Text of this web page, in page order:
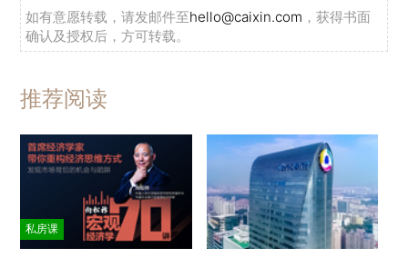
如有意愿转载，请发邮件至hello@caixin.com ，获得书面
确认及授权后，方可转载。
推荐阅读
私房课